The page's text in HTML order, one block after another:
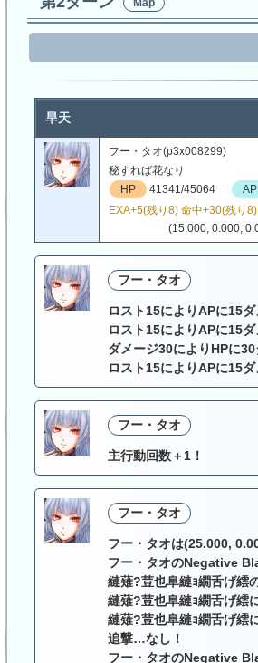
旱天
フー・タオ(p3x008299)
秘すれば花なり
HP
41341/45064 AP
EXA+5(残り8) 命中+30(残り
(15.000, 0.000,
フー・タオ
ロスト15によりAPに15ダ
ロスト15によりAPに15ダ
ダメージ30によりHPに30
ロスト15によりAPに15ダ
フー・タオ
主行動回数＋1！
フー・タオ
フー・タオは(25.000,
フー・タオのNegative
縺薙?荳也阜縺ｮ繝舌げ繧
縺薙?荳也阜縺ｮ繝舌げ繧
縺薙?荳也阜縺ｮ繝舌げ繧
追撃…なし！
フー・タオのNegative